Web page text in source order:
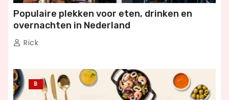
Populaire plekken voor eten, drinken en
overnachten in Nederland
Rick
B
L